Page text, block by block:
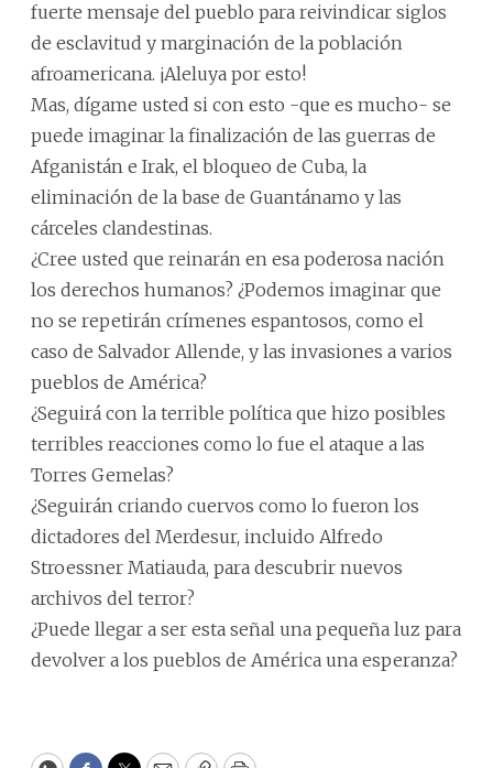
fuerte mensaje del pueblo para reivindicar siglos
de esclavitud y marginación de la población
afroamericana. ¡Aleluya por esto!
Mas, dígame usted si con esto -que es mucho- se
puede imaginar la finalización de las guerras de
Afganistán e Irak, el bloqueo de Cuba, la
eliminación de la base de Guantánamo y las
cárceles clandestinas.
¿Cree usted que reinarán en esa poderosa nación
los derechos humanos? ¿Podemos imaginar que
no se repetirán crímenes espantosos, como el
caso de Salvador Allende, y las invasiones a varios
pueblos de América?
¿Seguirá con la terrible política que hizo posibles
terribles reacciones como lo fue el ataque a las
Torres Gemelas?
¿Seguirán criando cuervos como lo fueron los
dictadores del Merdesur, incluido Alfredo
Stroessner Matiauda, para descubrir nuevos
archivos del terror?
¿Puede llegar a ser esta señal una pequeña luz para
devolver a los pueblos de América una esperanza?